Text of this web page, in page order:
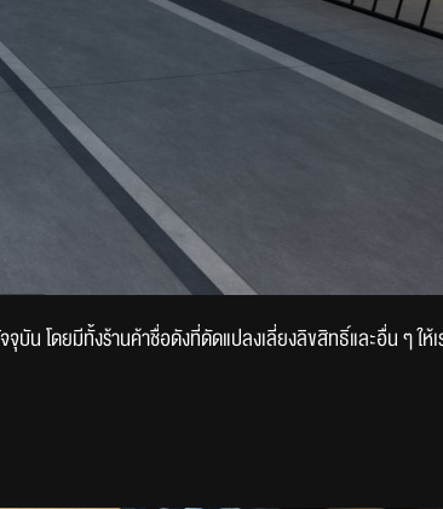
น โดยมีทั้งร้านค้าชื่อดังที่ดัดแปลงเลี่ยงลิขสิทธิ์และอื่น ๆ ให้เ